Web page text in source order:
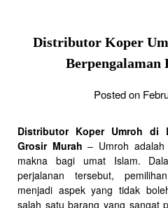
Distributor Koper
Berpengalaman
Posted on
Distributor Koper Umroh di
Grosir Murah – Umroh
makna bagi umat Islam.
perjalanan tersebut,
menjadi aspek yang tidak
salah satu barang yang sangat